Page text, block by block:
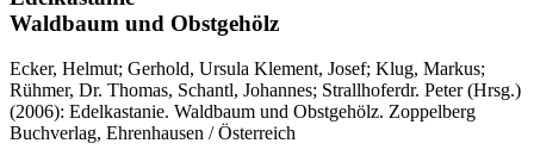
Waldbaum und Obstgehölz
Ecker, Helmut; Gerhold, Ursula Klement, Josef; Klug, Markus;
Rühmer, Dr. Thomas, Schantl, Johannes; Strallhoferdr. Peter (Hrsg.)
(2006): Edelkastanie. Waldbaum und Obstgehölz. Zoppelberg
Buchverlag, Ehrenhausen / Österreich